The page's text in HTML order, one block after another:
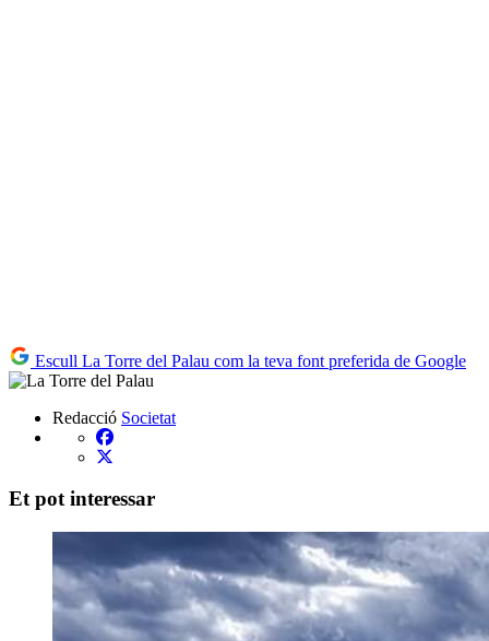
Escull La Torre del Palau com la teva font preferida de Google
Redacció Societat
Et pot interessar